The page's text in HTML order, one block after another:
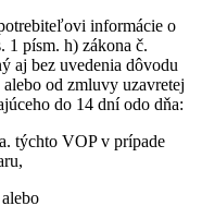
informácie o
písm. h) zákona č.
aj bez uvedenia dôvodu
od zmluvy uzavretej
do 14 dní odo dňa:
týchto VOP v prípade